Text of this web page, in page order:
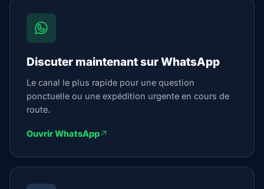
Discuter maintenant sur WhatsApp
Le canal le plus rapide pour une question
ponctuelle ou une expédition urgente en cours de
route.
Ouvrir WhatsApp